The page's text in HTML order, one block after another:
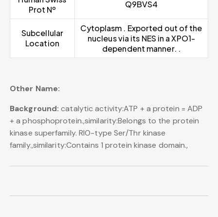
Prot Nº
Q9BVS4
Subcellular
Location
Cytoplasm . Exported out of the
nucleus via its NES in a XPO1-
dependent manner. .
Other Name:
Background: catalytic activity:ATP + a protein = ADP
+ a phosphoprotein.,similarity:Belongs to the protein
kinase superfamily. RIO-type Ser/Thr kinase
family.,similarity:Contains 1 protein kinase domain.,